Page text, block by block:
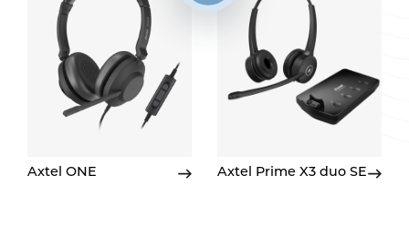
Axtel ONE Axtel Prime X3 duo SE